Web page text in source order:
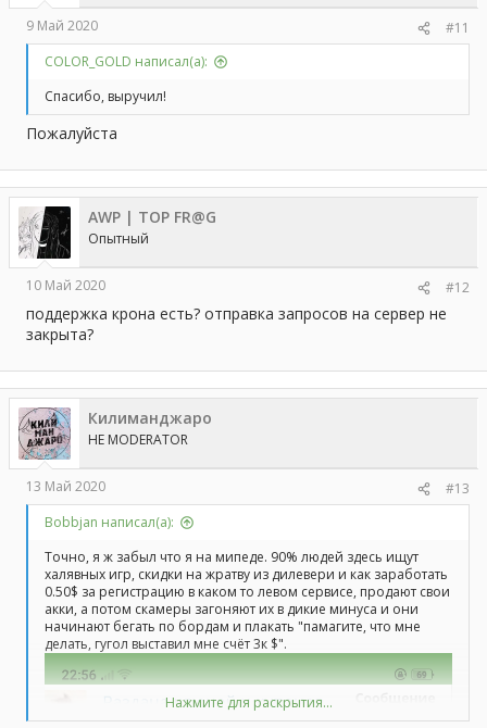
9 Май 2020
#11
COLOR_GOLD написал(а):
Спасибо, выручил!
Пожалуйста
AWP | TOP FR@G
Опытный
10 Май 2020 #12
поддержка крона есть? отправка запросов на сервер не
закрыта?
Килиманджаро
HE MODERATOR
13 Май 2020
#13
Bobbjan написал(а):
Точно, я ж забыл что я на мипеде. 90% людей здесь ищут
халявных игр, скидки на жратву из дилевери и как заработать
0.50$ за регистрацию в каком то левом сервисе, продают свои
акки, а потом скамеры загоняют их в дикие минуса и они
начинают бегать по бордам и плакать "памагите, что мне
делать, гугол выставил мне счёт 3к $".
Нажмите для раскрытия...